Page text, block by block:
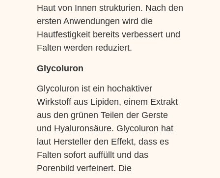
Haut von Innen strukturien. Nach den
ersten Anwendungen wird die
Hautfestigkeit bereits verbessert und
Falten werden reduziert.
Glycoluron
Glycoluron ist ein hochaktiver
Wirkstoff aus Lipiden, einem Extrakt
aus den grünen Teilen der Gerste
und Hyaluronsäure. Glycoluron hat
laut Hersteller den Effekt, dass es
Falten sofort auffüllt und das
Porenbild verfeinert. Die